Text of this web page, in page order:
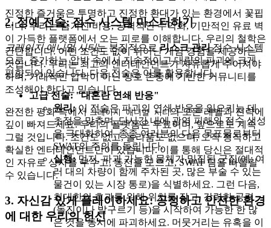
2. 정예 전술: 점수 시스템 마스터하기
크레이지 애니멀 시티는 본질적으로 리스크 관리점수 시스템
으로, 증가하는 압박 속에서 지속적이고 대량의 파괴에 크게
편향되어 있습니다. 다음 전술은 이를 활용합니다.
고급 전술: "대혼란 연쇄 반응"
원리:이 전술은 파괴의 연쇄 반응을 일으키는 데
초점을 맞추며, 단시간 내에 광역 피해와 점수 생성
을 극대화하여, 종종 여러분의 다음 목표물로부터
SWAT의 주의를 돌립니다.
실행:먼저, 파괴 가능한 물체가 밀집된 군집(예: 여
러 대의 차량이 함께 주차된 곳, 많은 부술 수 있는
물건이 있는 시장 통로)을 식별하세요. 그런 다음,
최대한의 효과를 위해 위치를 잡고, 강력한 공격
(돌진이나 발구르기 등)을 시작하여 가능한 한 많
은 것을 동시에 파괴하세요. 머뭇거리는 유혹을 이
진정한 즐거움은 투명하고 진정한 환대가 있는 환경에서 꽃핍
니다. 우리는 숨겨진 비용, 공격적인 수익화, 기만적인 유료 벽
이 가득한 플랫폼에서 오는 피로를 이해합니다. 우리의 철학은
간단합니다. 어떤 조건도 없이 뛰어난 게임 경험을 제공하는
것입니다. 우리는 최고의 엔터테인먼트가 자유롭게 주어져야
하며, 거래적인 압박이 아닌 상호 존중에 기반한 커뮤니티를
조성해야 한다고 믿습니다.
완전한 평화 속에서 크레이지 애니멀 시티의 모든 레벨과 전략에
깊이 빠져드세요. 우리의 플랫폼은 무료이며, 앞으로도 계속
그럴 것입니다. 조건도 없고, 놀라움도 없으며, 오직 정직하고
확실한 엔터테인먼트만이 있습니다. 이를 통해 당신은 절대적
인 자유로 상자를 부수고, 동전을 모으고, SWAT 팀을 따돌릴
수 있습니다.
3. 자신감 있게 플레이하세요: 공정하고 안전한 환경
에 대한 우리의 헌신